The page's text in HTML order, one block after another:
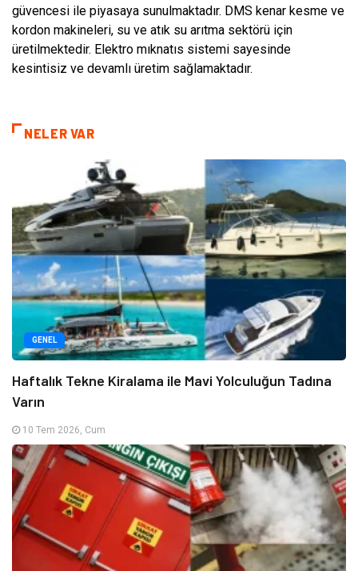
güvencesi ile piyasaya sunulmaktadır. DMS kenar kesme ve
kordon makineleri, su ve atık su arıtma sektörü için
üretilmektedir. Elektro mıknatıs sistemi sayesinde
kesintisiz ve devamlı üretim sağlamaktadır.
NELER VAR
GENEL
Haftalık Tekne Kiralama ile Mavi Yolculuğun Tadına
Varın
10 Tem 2026, Cum